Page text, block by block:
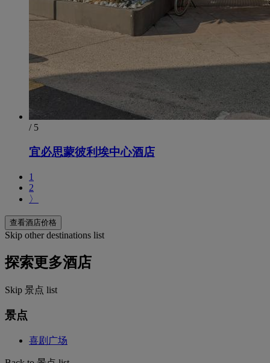
/ 5
宜必思蒙彼利埃中心酒店
1
2
〉
查看酒店价格
Skip other destinations list
探索更多酒店
Skip 景点 list
景点
喜剧广场